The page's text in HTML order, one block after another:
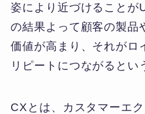
姿により近づけることが
の結果よって顧客の製品
価値が高まり、それがロ
リピートにつながるとい
CXとは、カスタマーエ